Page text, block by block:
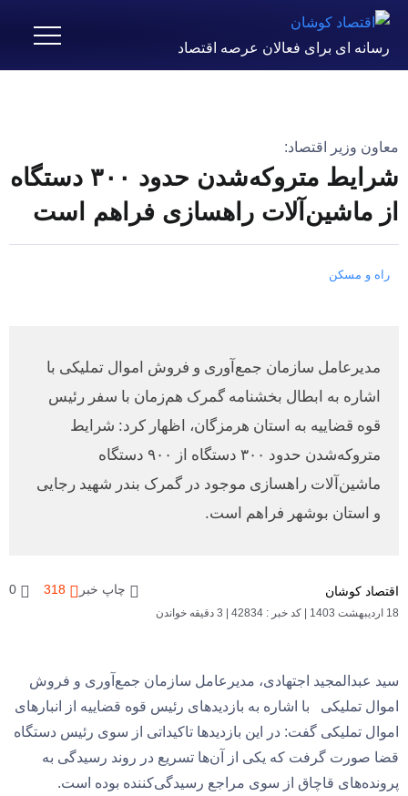
رسانه ای برای فعالان عرصه اقتصاد
معاون وزیر اقتصاد:
شرایط متروکه‌شدن حدود ۳۰۰ دستگاه
از ماشین‌آلات راهسازی فراهم است
راه و مسکن
مدیرعامل سازمان جمع‌آوری و فروش اموال تملیکی با
اشاره به ابطال بخشنامه گمرک هم‌زمان با سفر رئیس
قوه قضاییه به استان هرمزگان، اظهار کرد: شرایط
متروکه‌شدن حدود ۳۰۰ دستگاه از ۹۰۰ دستگاه
ماشین‌آلات راهسازی موجود در گمرک بندر شهید رجایی
و استان بوشهر فراهم است.
اقتصاد کوشان
18 اردیبهشت 1403 | کد خبر : 42834 | 3 دقیقه خواندن
چاپ خبر 318
0
سید عبدالمجید اجتهادی، مدیرعامل سازمان جمع‌آوری و فروش
اموال تملیکی
با اشاره به بازدیدهای رئیس قوه قضاییه از انبار‌های
اموال تملیکی گفت: در این بازدیدها تاکیداتی از سوی رئیس دستگاه
قضا صورت گرفت که یکی از آن‌ها تسریع در روند رسیدگی به
پرونده‌های قاچاق از سوی مراجع رسیدگی‌کننده بوده است.